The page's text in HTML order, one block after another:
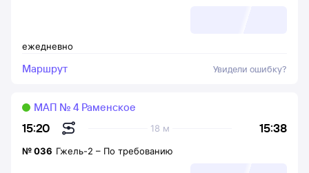
ежедневно
Маршрут Увидели ошибку?
15:20 15:38
18 м
МАП № 4 Раменское
№036 Гжель-2 – По требованию